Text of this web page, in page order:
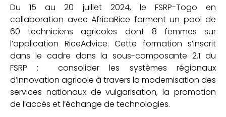
Du 15 au 20 juillet 2024, le FSRP-Togo en
collaboration avec AfricaRice forment un pool de
60 techniciens agricoles dont 8 femmes sur
l’application RiceAdvice. Cette formation s’inscrit
dans le cadre dans la sous-composante 2.1 du
FSRP : consolider les systèmes régionaux
d’innovation agricole à travers la modernisation des
services nationaux de vulgarisation, la promotion
de l’accès et l’échange de technologies.